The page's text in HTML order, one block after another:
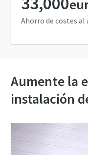
Ahorro de costes al
Aumente la
instalación